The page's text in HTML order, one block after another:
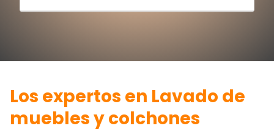
Los expertos en Lavado de
muebles y colchones